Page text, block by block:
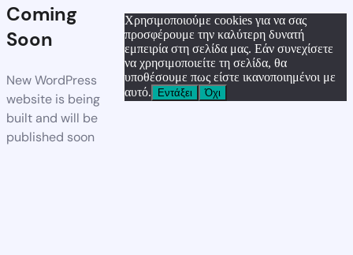
Coming
Soon
New WordPress
website is being
built and will be
published soon
Χρησιμοποιούμε cookies για να σας
προσφέρουμε την καλύτερη δυνατή
εμπειρία στη σελίδα μας. Εάν συνεχίσετε
να χρησιμοποιείτε τη σελίδα, θα
υποθέσουμε πως είστε ικανοποιημένοι με
αυτό.
Εντάξει Όχι